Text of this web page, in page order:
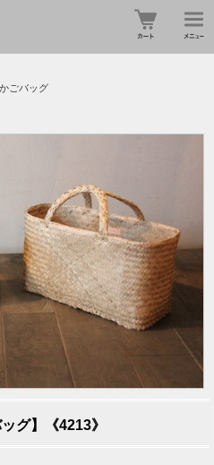
かごバッグ
グ】《4213》